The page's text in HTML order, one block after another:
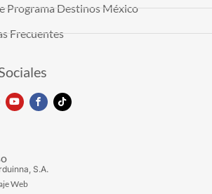
Programa Destinos México
Frecuentes
S.A.
Web